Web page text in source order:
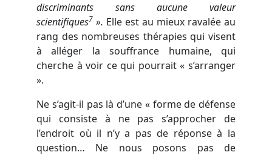
discriminants sans aucune valeur
scientifiques7 ». Elle est au mieux ravalée au
rang des nombreuses thérapies qui visent
à alléger la souffrance humaine, qui
cherche à voir ce qui pourrait « s’arranger
».
Ne s’agit-il pas là d’une « forme de défense
qui consiste à ne pas s’approcher de
l’endroit où il n’y a pas de réponse à la
question… Ne nous posons pas de